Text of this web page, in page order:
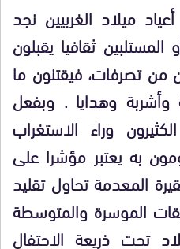
ميلاد الغربيين نجد
المستلبين ثقافيا يقبلون
من تصرفات، فيقتنون ما
وهدايا . وبفعل
وراء الاستغراب
به يعتبر مؤشرا على
المعدمة تحاول تقليد
الموسرة والمتوسطة
تحت ذريعة الاحتفال